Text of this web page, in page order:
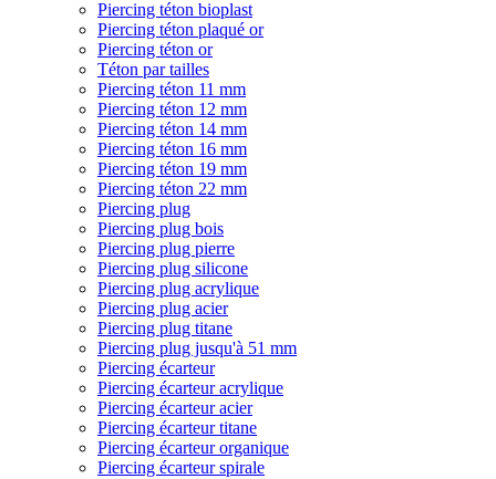
Piercing téton bioplast
Piercing téton plaqué or
Piercing téton or
Téton par tailles
Piercing téton 11 mm
Piercing téton 12 mm
Piercing téton 14 mm
Piercing téton 16 mm
Piercing téton 19 mm
Piercing téton 22 mm
Piercing plug
Piercing plug bois
Piercing plug pierre
Piercing plug silicone
Piercing plug acrylique
Piercing plug acier
Piercing plug titane
Piercing plug jusqu'à 51 mm
Piercing écarteur
Piercing écarteur acrylique
Piercing écarteur acier
Piercing écarteur titane
Piercing écarteur organique
Piercing écarteur spirale